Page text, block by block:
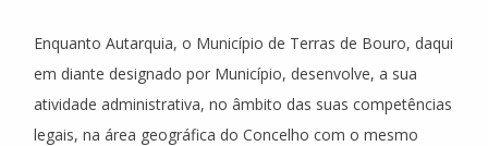
Enquanto Autarquia, o Município de Terras de Bouro, daqui
em diante designado por Município, desenvolve, a sua
atividade administrativa, no âmbito das suas competências
legais, na área geográfica do Concelho com o mesmo